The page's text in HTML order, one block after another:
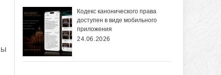
Кодекс канонического права
доступен в виде мобильного
приложения
24.06.2026